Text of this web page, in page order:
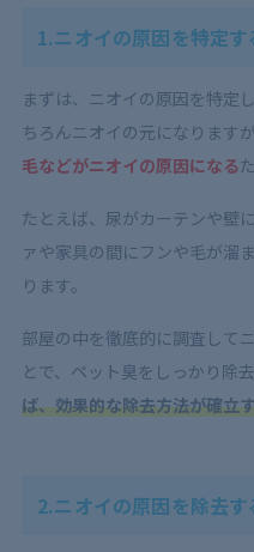
1.ニオイの原因を特定す
まずは、ニオイの原因を特定
ちろんニオイの元になります
毛などがニオイの原因になる
たとえば、尿がカーテンや壁
ァや家具の間にフンや毛が溜
ります。
部屋の中を徹底的に調査して
とで、ペット臭をしっかり除
ば、効果的な除去方法が確立
2.ニオイの原因を除去す